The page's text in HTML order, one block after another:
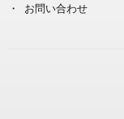
お問い合わせ